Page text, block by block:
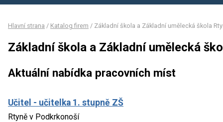
Hlavní strana / Katalog firem / Základní škola a Základní umělecká škola
Základní škola a Základní umělecká
Aktuální nabídka pracovních míst
Učitel - učitelka 1. stupně ZŠ
Rtyně v Podkrkonoší